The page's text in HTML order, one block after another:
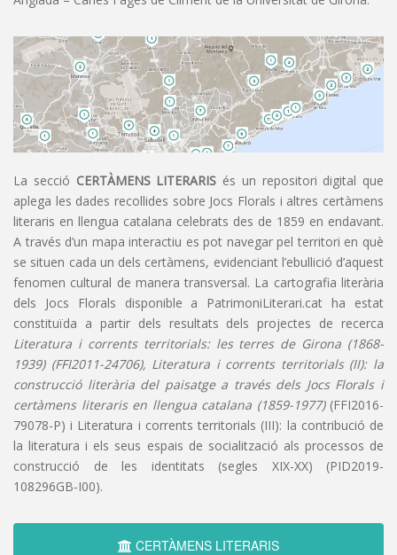
La secció CERTÀMENS LITERARIS és un repositori digital que
aplega les dades recollides sobre Jocs Florals i altres certàmens
literaris en llengua catalana celebrats des de 1859 en endavant.
A través d’un mapa interactiu es pot navegar pel territori en què
se situen cada un dels certàmens, evidenciant l’ebullició d’aquest
fenomen cultural de manera transversal. La cartografia literària
dels Jocs Florals disponible a PatrimoniLiterari.cat ha estat
constituïda a partir dels resultats dels projectes de recerca
Literatura i corrents territorials: les terres de Girona (1868-
1939) (FFI2011-24706), Literatura i corrents territorials (II): la
construcció literària del paisatge a través dels Jocs Florals i
certàmens literaris en llengua catalana (1859-1977)(FFI2016-
79078-P) i Literatura i corrents territorials (III): la contribució de
la literatura i els seus espais de socialització als processos de
construcció de les identitats (segles XIX-XX) (PID2019-
108296GB-I00).
CERTÀMENS LITERARIS